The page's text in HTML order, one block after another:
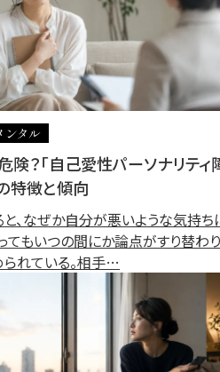
ンタル
険？「自己愛性パーソナリティ
の特徴と傾向
、なぜか自分が悪いような気持ち
てもいつの間にか論点がすり替わり
れている。相手…